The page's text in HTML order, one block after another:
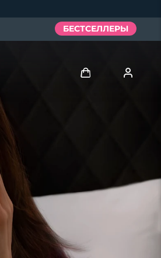
БЕСТСЕЛЛЕРЫ
Мои заказы
Мои подписки